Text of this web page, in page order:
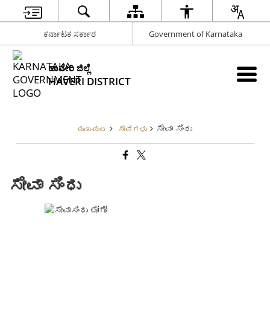
ಕರ್ನಾಟಕ ಸರ್ಕಾರ Government of Karnataka
ಹಾವೇರಿ ಜಿಲ್ಲೆ
HAVERI DISTRICT
ಮುಖಪುಟ ಸೇವೆಗಳು ಸೇವಾ ಸಿಂಧು
ಸೇವಾ ಸಿಂಧು